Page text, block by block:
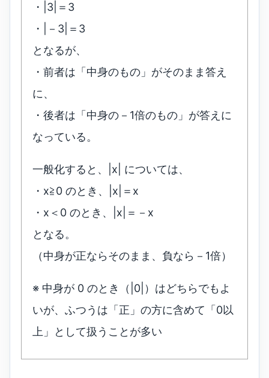
・|3|＝3
・|－3|＝3
となるが、
・前者は「中身のもの」がそのまま答え
に、
・後者は「中身の－1倍のもの」が答えに
なっている。
一般化すると、|x| については、
・x≧0 のとき、|x|＝x
・x＜0 のとき、|x|＝－x
となる。
（中身が正ならそのまま、負なら－1倍）
※ 中身が 0 のとき（|0|）はどちらでもよ
いが、ふつうは「正」の方に含めて「0以
上」として扱うことが多い